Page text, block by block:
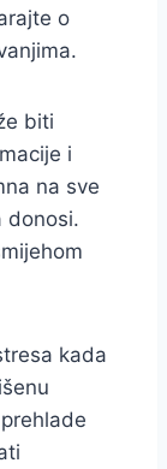
o
biti
i
na sve
donosi.
kada